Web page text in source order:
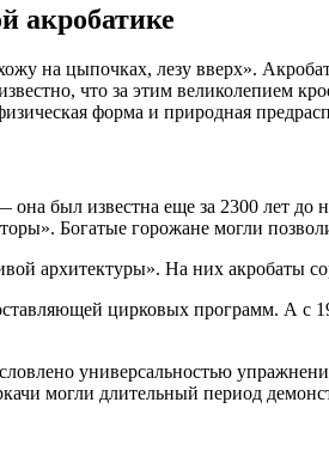
акробатике
на цыпочках, лезу вверх».
что за этим великолепием
форма и природная
был известна еще за 2300 лет
Богатые горожане могли
архитектуры». На них акробаты
цирковых программ. А с
универсальностью
могли длительный период